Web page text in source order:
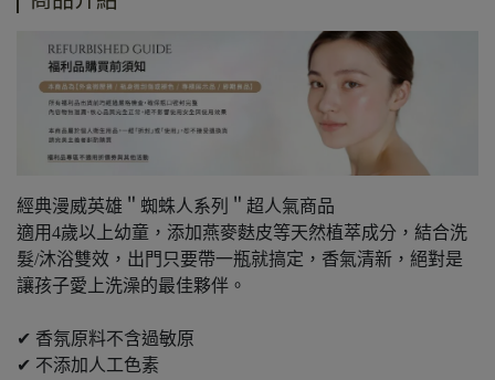
經典漫威英雄＂蜘蛛人系列＂超人氣商品
適用4歲以上幼童，添加燕麥麩皮等天然植萃成分，結合洗
髮/沐浴雙效，出門只要帶一瓶就搞定，香氣清新，絕對是
讓孩子愛上洗澡的最佳夥伴。
✔ 香氛原料不含過敏原
✔ 不添加人工色素